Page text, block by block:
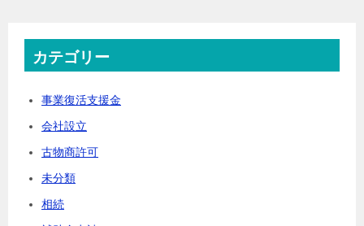
カテゴリー
事業復活支援金
会社設立
古物商許可
未分類
相続